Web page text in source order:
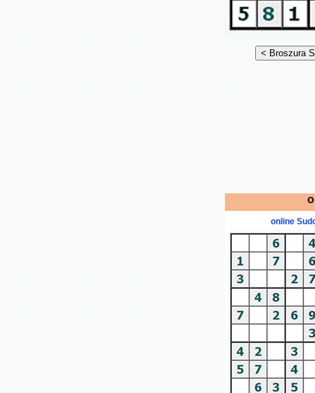
online